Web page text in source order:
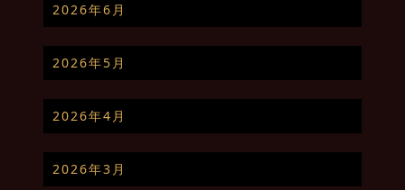
2026年6月
2026年5月
2026年4月
2026年3月